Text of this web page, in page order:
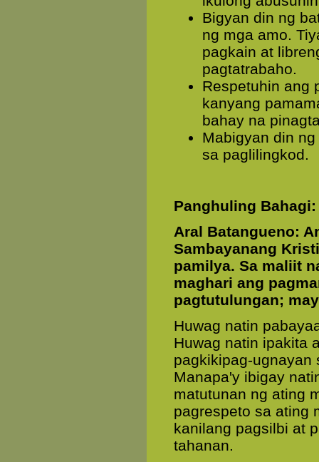
Bigyan din ng
ng mga amo.
pagkain at
pagtatrabaho.
Respetuhin ang
kanyang
bahay na
Mabigyan din
sa paglilingkod.
Panghuling Bahagi:
Aral Batangueno:
Sambayanang
pamilya. Sa maliit
maghari ang
pagtutulungan;
Huwag natin
Huwag natin ipakita
pagkikipag-ugnayan
Manapa'y ibigay
matutunan ng ating
pagrespeto sa ating
kanilang pagsilbi at
tahanan.